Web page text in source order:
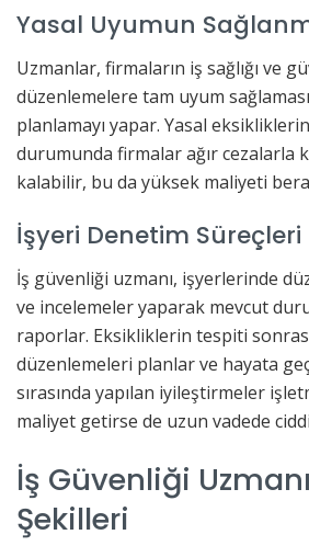
Yasal Uyumun
Uzmanlar, firmaların iş sağlığı ve
düzenlemelere tam uyum
planlamayı yapar. Yasal
durumunda firmalar ağır cezalarla
kalabilir, bu da yüksek maliyeti
İşyeri Denetim Süreçleri
İş güvenliği uzmanı, işyerlerinde
ve incelemeler yaparak mevcut
raporlar. Eksikliklerin tespiti
düzenlemeleri planlar ve hayata
sırasında yapılan iyileştirmeler
maliyet getirse de uzun vadede
İş Güvenliği
Şekilleri